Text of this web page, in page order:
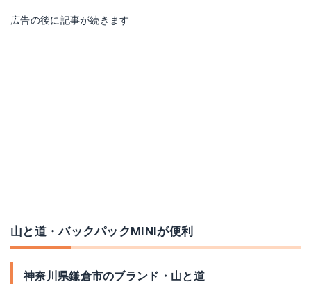
広告の後に記事が続きます
山と道・バックパックMINIが便利
神奈川県鎌倉市のブランド・山と道